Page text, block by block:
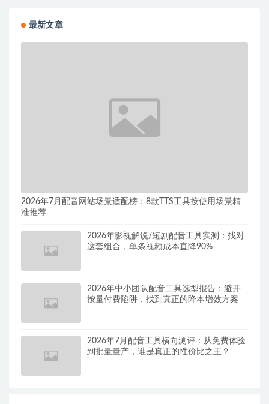
最新文章
2026年7月配音网站场景适配榜：8款TTS工具按使用场景精
准推荐
2026年影视解说/短剧配音工具实测：找对
这套组合，单条视频成本直降90%
2026年中小团队配音工具选型报告：避开
按量付费陷阱，找到真正的降本增效方案
2026年7月配音工具横向测评：从免费体验
到批量量产，谁是真正的性价比之王？